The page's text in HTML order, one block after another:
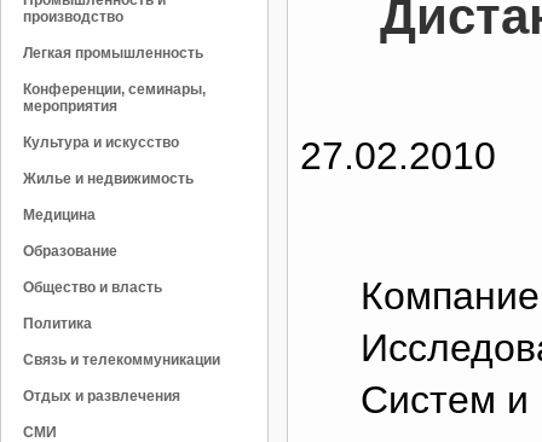
производство
Легкая промышленность
Конференции, семинары,
мероприятия
Культура и искусство
Жилье и недвижимость
Медицина
Образование
Общество и власть
Политика
Связь и телекоммуникации
Отдых и развлечения
СМИ
27.02.2010
Систем и